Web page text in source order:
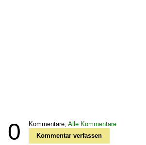
0 Kommentare, Alle Kommentare
Kommentar verfassen